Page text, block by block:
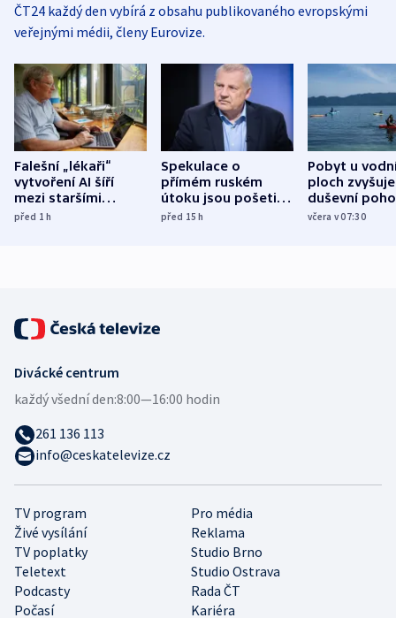
ČT24 každý den vybírá z obsahu publikovaného evropskými
veřejnými médii, členy Eurovize.
Falešní „lékaři“
vytvoření AI šíří
mezi staršími
Poláky nebezpečné
před 1h
Spekulace o
přímém ruském
útoku jsou pošetilé,
míní estonský
před 15h
Pobyt u
ploch zvyšuje
duševní
ukázala
včera v 07:30
TV program
Pro média
Živé vysílání
Reklama
TV poplatky
Studio Brno
Teletext
Studio Ostrava
Podcasty
Rada ČT
Počasí
Kariéra
Divácké centrum
každý všední den:8:00—16:00 hodin
261 136 113
info@ceskatelevize.cz